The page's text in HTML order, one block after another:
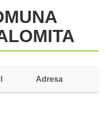
Adresa